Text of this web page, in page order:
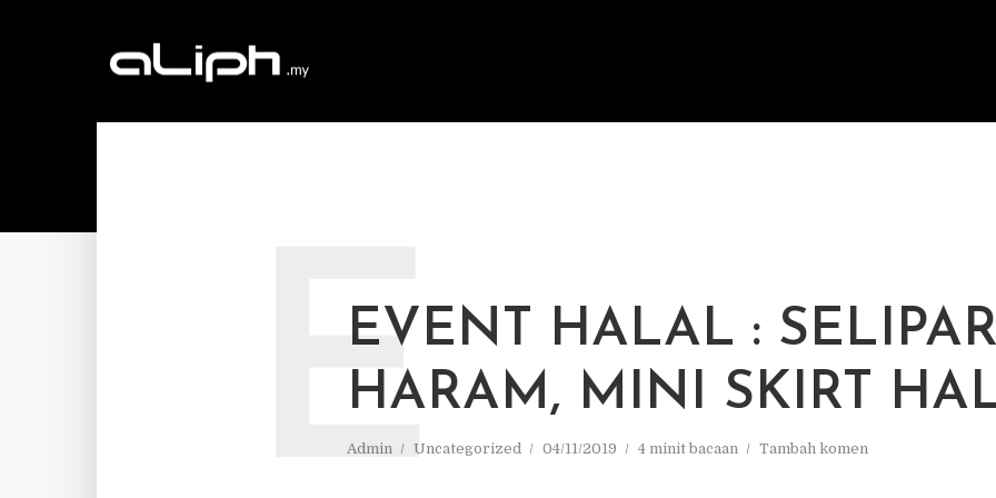
EVENT HALAL : SELIPAR
HARAM, MINI SKIRT
Admin Uncategorized 04/11/2019 4 minit bacaan Tambah komen
E